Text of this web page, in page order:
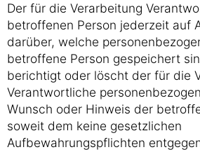
Der für die Verarbeitung
betroffenen Person jederzeit auf
darüber, welche
betroffene Person gespeichert
berichtigt oder löscht der für die
Verantwortliche
Wunsch oder Hinweis der
soweit dem keine gesetzlichen
Aufbewahrungspflichten